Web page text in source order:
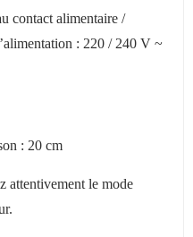
contact alimentaire /
: 220 / 240 V ~
: 20 cm
attentivement le mode